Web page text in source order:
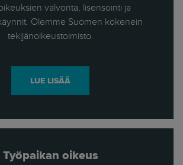
valvonta, lisensointi ja
Olemme Suomen kokenein
tekijänoikeustoimisto.
LUE LISÄÄ
Työpaikan oikeus